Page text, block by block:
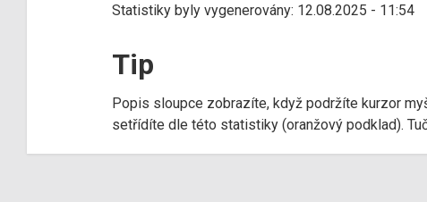
Statistiky byly vygenerovány: 12.08.2025 - 11:54
Tip
Popis sloupce zobrazíte, když podržíte kurzor
setřídíte dle této statistiky (oranžový podklad).